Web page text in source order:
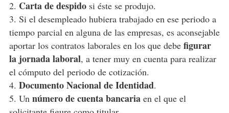
2. Carta de despidosi éste se produjo.
3. Si el desempleado hubiera trabajado en ese periodo a
tiempo parcial en alguna de las empresas, es aconsejable
aportar los contratos laborales en los que debe figurar
la jornada laboral, a tener muy en cuenta para realizar
el cómputo del periodo de cotización.
4. Documento Nacional de Identidad.
5. Un número de cuenta bancariaen el que el